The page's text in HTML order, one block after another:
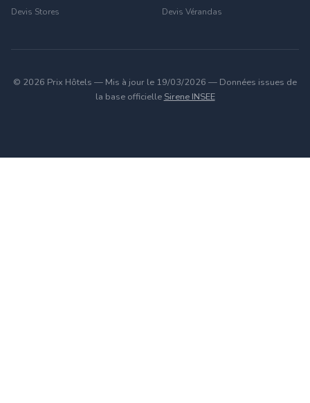
Devis Stores
Devis Vérandas
© 2026 Prix Hôtels — Mis à jour le 19/03/2026 — Données issues de
la base officielle Sirene INSEE